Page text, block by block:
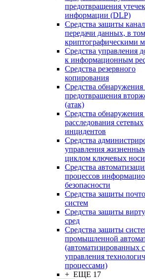
предотвращения утечек
информации (DLP)
Средства защиты
передачи данных, в
криптографическими
Средства управления
к информационным
Средства резервного
копирования
Средства
предотвращения
(атак)
Средства обнаружения
расследования сетевых
инцидентов
Средства
управления
циклом ключевых
Средства
процессов
безопасности
Средства защиты
систем
Средства защиты
сред
Средства защиты
промышленной
(автоматизированных
управления
процессами)
+ ЕЩЕ 17